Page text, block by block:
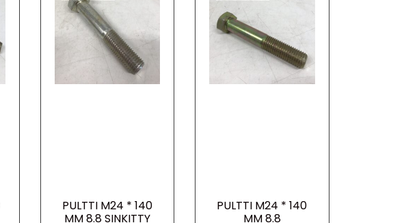
PULTTI M24 * 140
MM 8.8 SINKITTY
PULTTI M24 * 140
MM 8.8